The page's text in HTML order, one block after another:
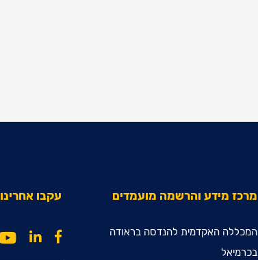
מרכז מידע והרשמה מועמדים
המכללה האקדמית להנדסה בראודה
בכרמיאל
עקבו אחרינו